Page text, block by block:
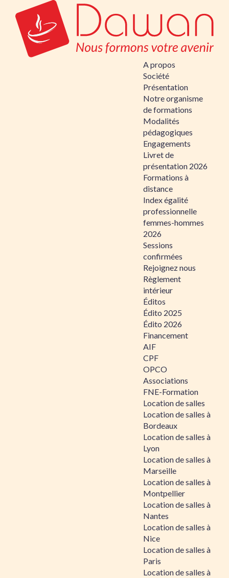
A propos
Société
Présentation
Notre organisme
de formations
Modalités
pédagogiques
Engagements
Livret de
présentation 2026
Formations à
distance
Index égalité
professionnelle
femmes-hommes
2026
Sessions
confirmées
Rejoignez nous
Règlement
intérieur
Éditos
Édito 2025
Édito 2026
Financement
AIF
CPF
OPCO
Associations
FNE-Formation
Location de salles
Location de salles à
Bordeaux
Location de salles à
Lyon
Location de salles à
Marseille
Location de salles à
Montpellier
Location de salles à
Nantes
Location de salles à
Nice
Location de salles à
Paris
Location de salles à